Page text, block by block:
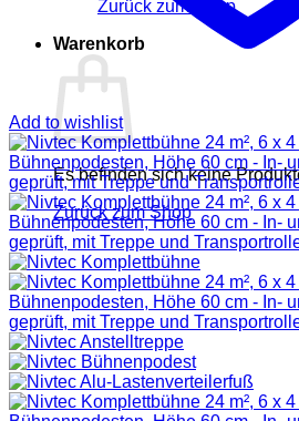
Zurück zum Shop
Warenkorb
Es befinden sich keine
Zurück zum Shop
Add to wishlist